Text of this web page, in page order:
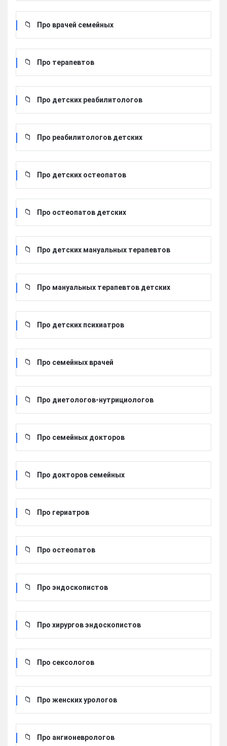
Про врачей семейных
Про терапевтов
Про детских реабилитологов
Про реабилитологов детских
Про детских остеопатов
Про остеопатов детских
Про детских мануальных терапевтов
Про мануальных терапевтов детских
Про детских психиатров
Про семейных врачей
Про диетологов-нутрициологов
Про семейных докторов
Про докторов семейных
Про гериатров
Про остеопатов
Про эндоскопистов
Про хирургов эндоскопистов
Про сексологов
Про женских урологов
Про ангионеврологов